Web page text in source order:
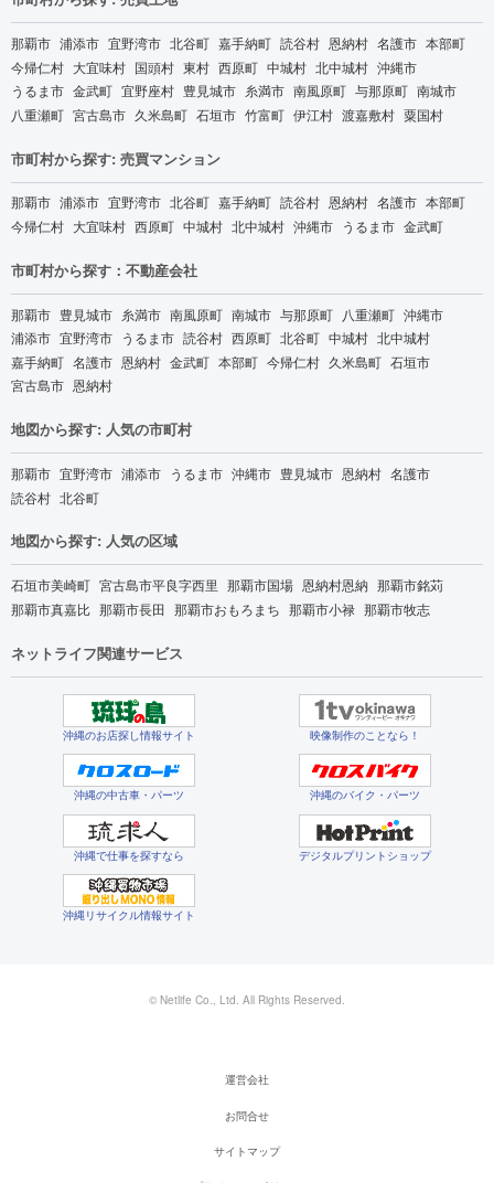
那覇市 浦添市 宜野湾市 北谷町 嘉手納町 読谷村 恩納村 名護市 本部町
今帰仁村 大宜味村 国頭村 東村 西原町 中城村 北中城村 沖縄市
うるま市 金武町 宜野座村 豊見城市 糸満市 南風原町 与那原町 南城市
八重瀬町 宮古島市 久米島町 石垣市 竹富町 伊江村 渡嘉敷村 粟国村
市町村から探す: 売買マンション
那覇市 浦添市 宜野湾市 北谷町 嘉手納町 読谷村 恩納村 名護市 本部町
今帰仁村 大宜味村 西原町 中城村 北中城村 沖縄市 うるま市 金武町
市町村から探す：不動産会社
那覇市 豊見城市 糸満市 南風原町 南城市 与那原町 八重瀬町 沖縄市
浦添市 宜野湾市 うるま市 読谷村 西原町 北谷町 中城村 北中城村
嘉手納町 名護市 恩納村 金武町 本部町 今帰仁村 久米島町 石垣市
宮古島市 恩納村
地図から探す: 人気の市町村
那覇市 宜野湾市 浦添市 うるま市 沖縄市 豊見城市 恩納村 名護市
読谷村 北谷町
地図から探す: 人気の区域
石垣市美崎町 宮古島市平良字西里 那覇市国場 恩納村恩納 那覇市銘苅
那覇市真嘉比 那覇市長田 那覇市おもろまち 那覇市小禄 那覇市牧志
ネットライフ関連サービス
沖縄のお店探し情報サイト 映像制作のことなら！
沖縄の中古車・パーツ 沖縄のバイク・パーツ
沖縄で仕事を探すなら デジタルプリントショップ
沖縄リサイクル情報サイト
© Netlife Co., Ltd. All Rights Reserved.
運営会社
お問合せ
サイトマップ